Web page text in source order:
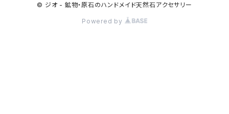
© ジオ - 鉱物・原石のハンドメイド天然石アクセサリー
Powered by